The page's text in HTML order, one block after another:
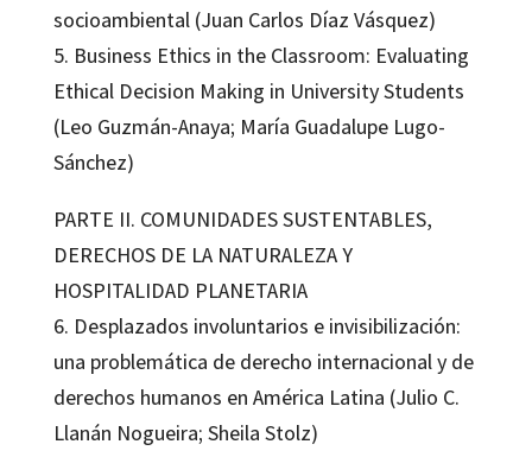
socioambiental (Juan Carlos Díaz Vásquez)
5. Business Ethics in the Classroom: Evaluating
Ethical Decision Making in University Students
(Leo Guzmán-Anaya; María Guadalupe Lugo-
Sánchez)
PARTE II. COMUNIDADES SUSTENTABLES,
DERECHOS DE LA NATURALEZA Y
HOSPITALIDAD PLANETARIA
6. Desplazados involuntarios e invisibilización:
una problemática de derecho internacional y de
derechos humanos en América Latina (Julio C.
Llanán Nogueira; Sheila Stolz)